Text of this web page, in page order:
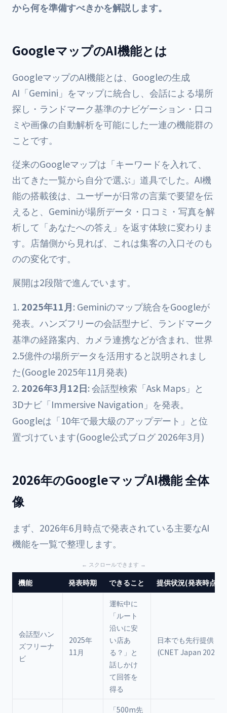
から何を準備すべきかを解説します。
GoogleマップのAI機能とは
GoogleマップのAI機能とは、Googleの生成
AI「Gemini」をマップに統合し、会話による場所
探し・ランドマーク基準のナビゲーション・口コ
ミや画像の自動解析を可能にした一連の機能群の
ことです。
従来のGoogleマップは「キーワードを入れて、
出てきた一覧から自分で選ぶ」道具でした。AI機
能の搭載後は、ユーザーが日常の言葉で要望を伝
えると、Geminiが場所データ・口コミ・写真を解
析して「あなたへの答え」を返す体験に変わりま
す。店舗側から見れば、これは集客の入口そのも
のの変化です。
展開は2段階で進んでいます。
2025年11月: Geminiのマップ統合をGoogleが
発表。ハンズフリーの会話型ナビ、ランドマーク
基準の経路案内、カメラ連携などが含まれ、世界
2.5億件の場所データを活用すると説明されまし
た(Google 2025年11月発表)
2026年3月12日: 会話型検索「Ask Maps」と
3Dナビ「Immersive Navigation」を発表。
Googleは「10年で最大級のアップデート」と位
置づけています(Google公式ブログ 2026年3月)
2026年のGoogleマップAI機能 全体
像
まず、2026年6月時点で発表されている主要なAI
機能を一覧で整理します。
機能 発表時期 できること 提供状況(発表時点)
会話型ハン
ズフリーナ
ビ
2025年
11月
運転中に
「ルート
沿いに安
い店あ
る？」と
話しかけ
て回答を
得る
日本でも先行提供と
(CNET Japan 2025
「500m先